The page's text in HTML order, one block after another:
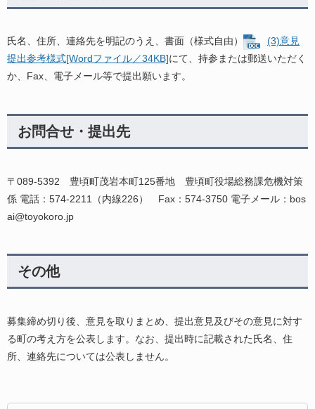
氏名、住所、連絡先を明記のうえ、書面（様式自由）
(3)意見
提出参考様式[Wordファイル／34KB]にて、持参または郵送いただく
か、Fax、電子メール等で提出願います。
お問合せ・提出先
〒089-5392 豊頃町茂岩本町125番地 豊頃町役場総務課危機対策
係 電話：574-2211（内線226） Fax：574-3750 電子メール：bos
ai@toyokoro.jp
その他
募集締め切り後、意見を取りまとめ、提出意見及びその意見に対す
る町の考え方を公表します。なお、提出時に記載された氏名、住
所、連絡先については公表しません。